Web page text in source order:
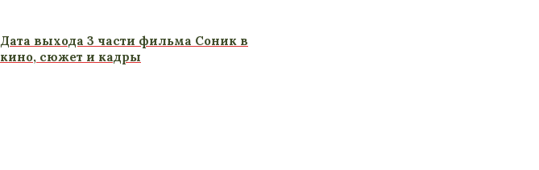
Дата выхода 3 части фильма Соник в
кино, сюжет и кадры